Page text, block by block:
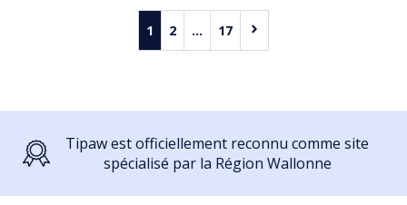
1 2 ... 17
Tipaw est officiellement reconnu comme site
spécialisé par la Région Wallonne